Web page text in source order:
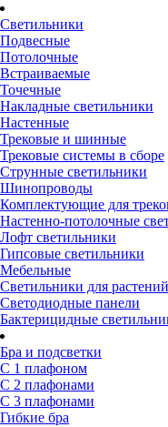
Светильники
Подвесные
Потолочные
Встраиваемые
Точечные
Накладные светильники
Настенные
Трековые и шинные
Трековые системы в сборе
Струнные светильники
Шинопроводы
Комплектующие для
Настенно-потолочные
Лофт светильники
Гипсовые светильники
Мебельные
Светильники для растений
Светодиодные панели
Бактерицидные
Бра и подсветки
С 1 плафоном
С 2 плафонами
С 3 плафонами
Гибкие бра